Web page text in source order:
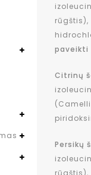
paveikti
Citrinų
Persikų